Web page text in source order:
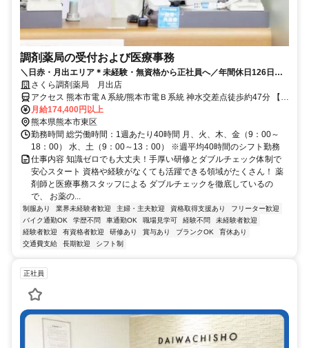
調剤薬局の受付および医療事務
＼日赤・月出エリア＊未経験・無資格から正社員へ／年間休日126日＆
産休・育休取得率100％で子育て世代も安心◎車通勤OKで通勤ラクラク
☆
さくら調剤薬局 月出店
アクセス 熊本市電Ａ系統/熊本市電Ｂ系統 神水交差点徒歩約47分 【勤
務地】さくら調剤薬局 月出店 ＊車通勤OK／熊本都市バス 月出小学校
入口バス停より徒歩2分
月給174,400円以上
熊本県熊本市東区
勤務時間 総労働時間：1週あたり40時間 月、火、木、金（9：00～
18：00） 水、土（9：00～13：00） ※週平均40時間のシフト勤務
仕事内容 知識ゼロでも大丈夫！手厚い研修とダブルチェック体制で
安心スタート 資格や経験がなくても活躍できる領域がたくさん！ 薬
剤師と医療事務スタッフによる ダブルチェックを徹底しているの
で、 お薬の...
制服あり 業界未経験者歓迎 主婦・主夫歓迎 資格取得支援あり
フリーター歓迎
バイク通勤OK
学歴不問 車通勤OK 職場見学可 経験不問
未経験者歓迎
経験者歓迎
有資格者歓迎 研修あり 賞与あり ブランクOK
育休あり
交通費支給
長期歓迎 シフト制
正社員